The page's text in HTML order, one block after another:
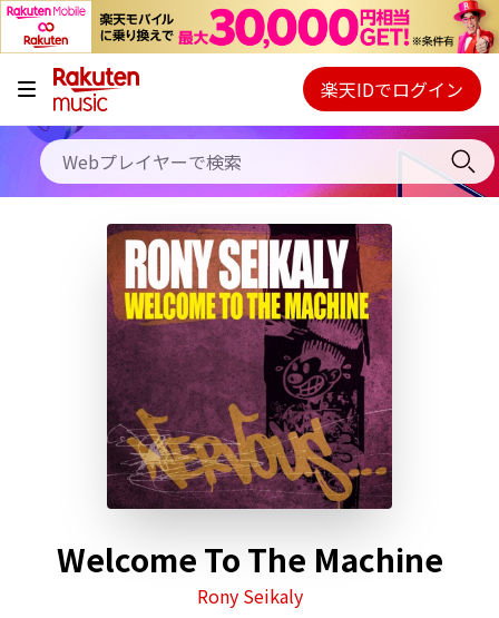
キャンペーン
料金プラン
使い方
初回30日間無料お試し
Webプレイヤー
ご契約内容の確認・変更
楽天IDでログイン
Welcome To The Machine
Rony Seikaly